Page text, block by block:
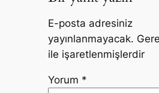
E-posta adresiniz
yayınlanmayacak.
ile işaretlenmişlerdir
Yorum *